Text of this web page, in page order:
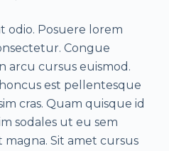
odio. Posuere lorem
Congue
arcu cursus euismod.
est pellentesque
cras. Quam quisque id
sodales ut eu sem
Sit amet cursus